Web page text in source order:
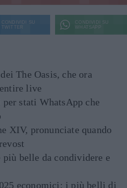
CONDIVIDI SU
TWITTER
CONDIVIDI SU
WHATSAPP
The Oasis, che ora
live
stati WhatsApp che
XIV, pronunciate quando
belle da condividere e
economici: i più belli di